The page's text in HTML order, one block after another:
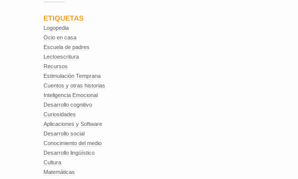
ETIQUETAS
Logopedia
Ocio en casa
Escuela de padres
Lectoescritura
Recursos
Estimulación Temprana
Cuentos y otras historias
Inteligencia Emocional
Desarrollo cognitivo
Curiosidades
Aplicaciones y Software
Desarrollo social
Conocimiento del medio
Desarrollo lingüístico
Cultura
Matemáticas